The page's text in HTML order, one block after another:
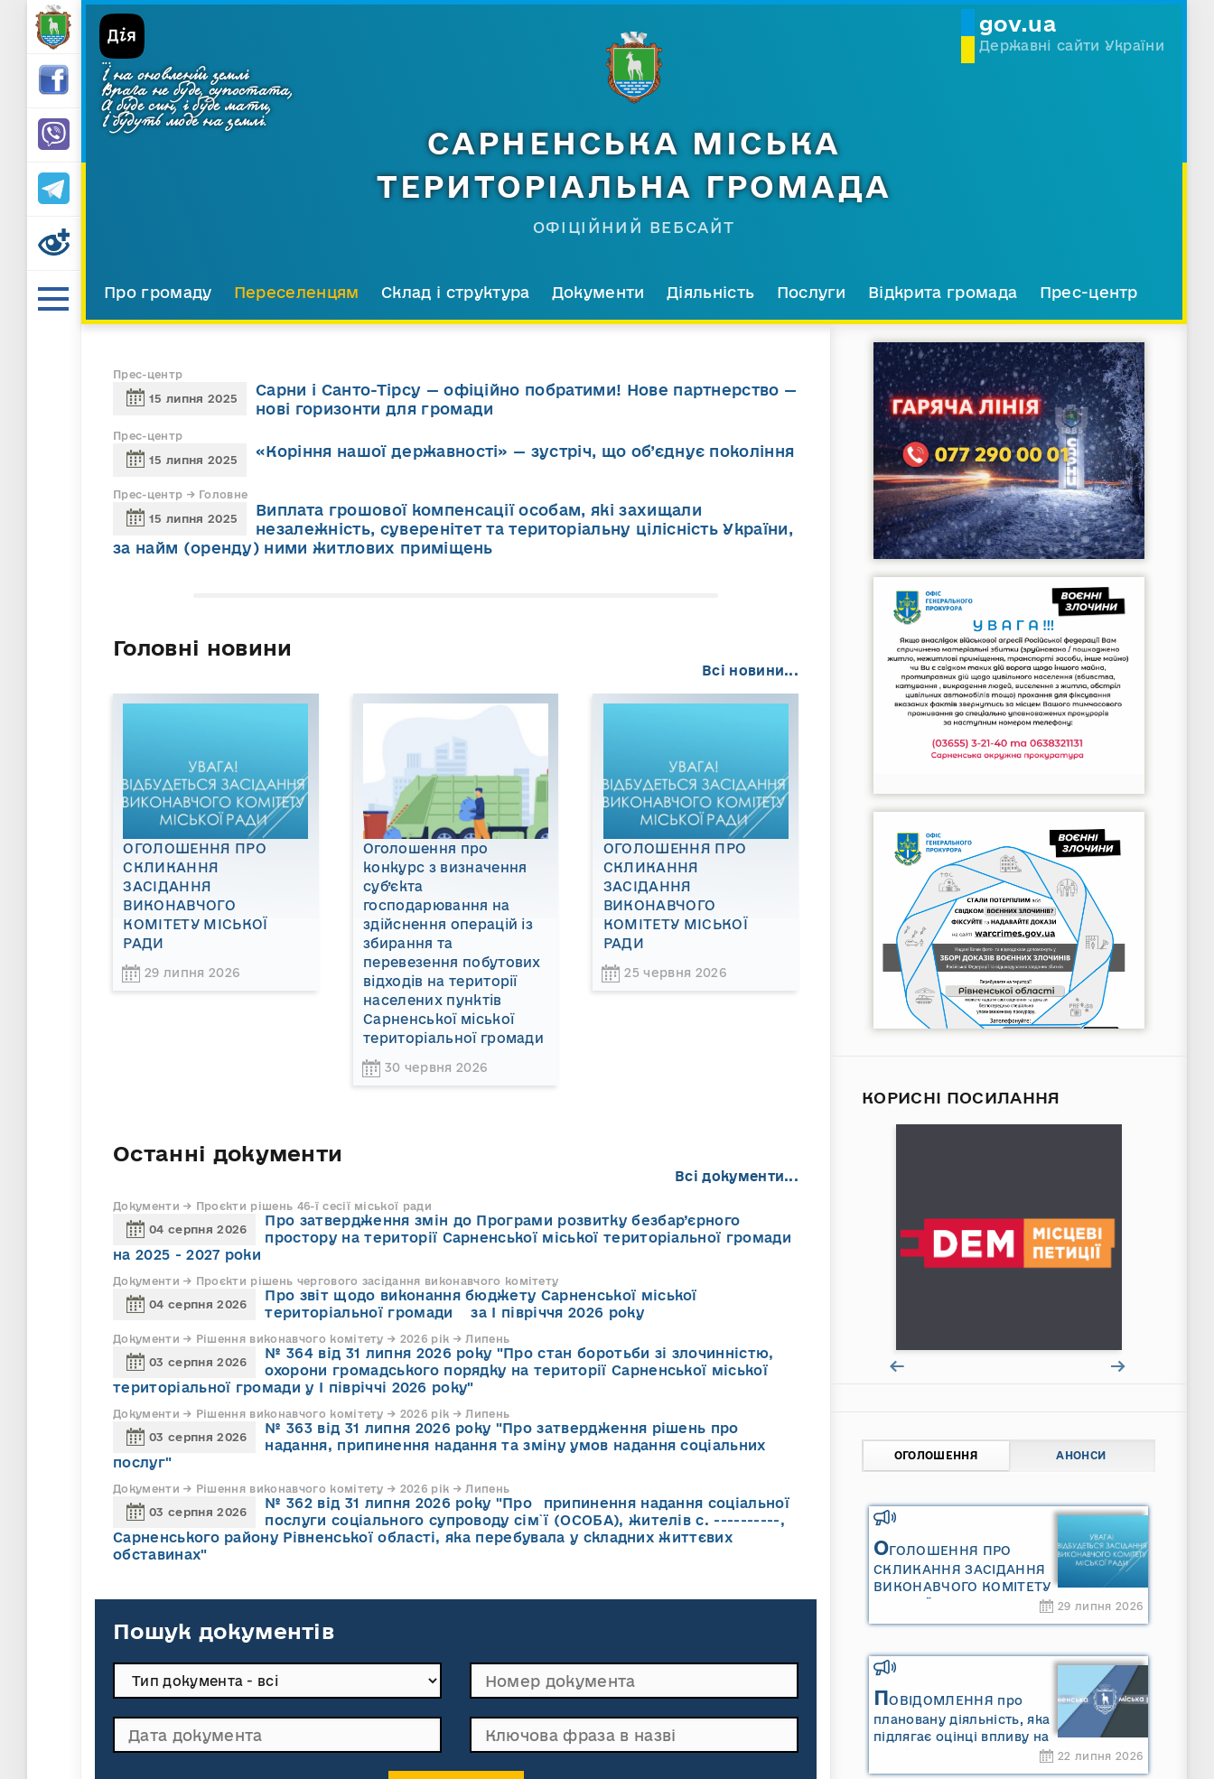
gov.ua
Державні сайти України
...
І на оновленій землі
Врага не буде, супостата,
А буде син, і буде мати,
І будуть люде на землі.
САРНЕНСЬКА МІСЬКА
ТЕРИТОРІАЛЬНА ГРОМАДА
ОФІЦІЙНИЙ ВЕБСАЙТ
Про громаду Переселенцям Склад і структура Документи Діяльність Послуги Відкрита громада Прес-центр
Прес-центр
15 липня 2025
Сарни і Санто-Тірсу — офіційно побратими! Нове партнерство —
нові горизонти для громади
Прес-центр
15 липня 2025 «Коріння нашої державності» — зустріч, що об’єднує покоління
Прес-центр → Головне
15 липня 2025
Виплата грошової компенсації особам, які захищали
незалежність, суверенітет та територіальну цілісність України,
за найм (оренду) ними житлових приміщень
Головні новини
Всі новини...
ОГОЛОШЕННЯ ПРО
СКЛИКАННЯ
ЗАСІДАННЯ
ВИКОНАВЧОГО
КОМІТЕТУ МІСЬКОЇ
РАДИ
29 липня 2026
Оголошення про
конкурс з визначення
суб’єкта
господарювання на
здійснення операцій із
збирання та
перевезення побутових
відходів на території
населених пунктів
Сарненської міської
територіальної громади
30 червня 2026
ОГОЛОШЕННЯ ПРО
СКЛИКАННЯ
ЗАСІДАННЯ
ВИКОНАВЧОГО
КОМІТЕТУ МІСЬКОЇ
РАДИ
25 червня 2026
Останні документи
Всі документи...
Документи → Проєкти рішень 46-ї сесії міської ради
04 серпня 2026
Про затвердження змін до Програми розвитку безбар’єрного
простору на території Сарненської міської територіальної громади
на 2025 - 2027 роки
Документи → Проєкти рішень чергового засідання виконавчого комітету
04 серпня 2026
Про звіт щодо виконання бюджету Сарненської міської
територіальної громади за І півріччя 2026 року
Документи → Рішення виконавчого комітету → 2026 рік → Липень
03 серпня 2026
№ 364 від 31 липня 2026 року "Про стан боротьби зі злочинністю,
охорони громадського порядку на території Сарненської міської
територіальної громади у І півріччі 2026 року"
Документи → Рішення виконавчого комітету → 2026 рік → Липень
03 серпня 2026
№ 363 від 31 липня 2026 року "Про затвердження рішень про
надання, припинення надання та зміну умов надання соціальних
послуг"
Документи → Рішення виконавчого комітету → 2026 рік → Липень
03 серпня 2026
№ 362 від 31 липня 2026 року "Про припинення надання соціальної
послуги соціального супроводу cім`ї (ОСОБА), жителів с. ----------,
Сарненського району Рівненської області, яка перебувала у складних життєвих
обставинах"
Пошук документів
КОРИСНІ ПОСИЛАННЯ
ОГОЛОШЕННЯ АНОНСИ
ОГОЛОШЕННЯ ПРО
СКЛИКАННЯ ЗАСІДАННЯ
ВИКОНАВЧОГО КОМІТЕТУ
МІСЬКОЇ РАДИ
29 липня 2026
ПОВІДОМЛЕННЯ про
плановану діяльність, яка
підлягає оцінці впливу на
довкілля ТОВАРИСТВО З
ОБМЕЖЕНОЮ
22 липня 2026